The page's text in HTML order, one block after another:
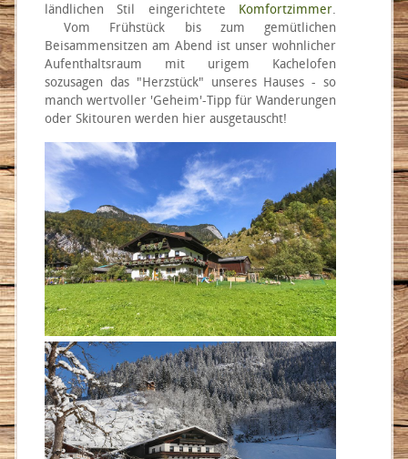
ländlichen Stil eingerichtete Komfortzimmer.
Vom Frühstück bis zum gemütlichen
Beisammensitzen am Abend ist unser wohnlicher
Aufenthaltsraum mit urigem Kachelofen
sozusagen das "Herzstück" unseres Hauses - so
manch wertvoller 'Geheim'-Tipp für Wanderungen
oder Skitouren werden hier ausgetauscht!